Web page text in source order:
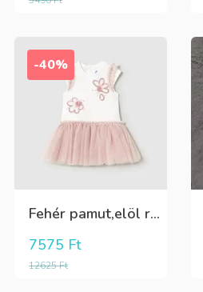
-40%
Fehér pamut,elöl rátűzött virággal,vállon és a szoknya része pöttyös tüll,egybe ruha
12625Ft
7575 Ft